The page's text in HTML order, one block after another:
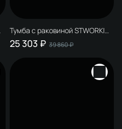
Тумба с раковиной STWORKI
Авила 120 R с дверцами, с
раковиной Авила
25 303 ₽ 39 860 ₽